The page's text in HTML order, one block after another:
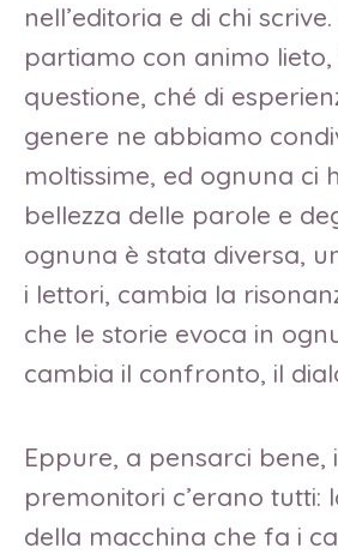
nell’editoria e di chi
partiamo con animo lieto,
questione, ché di
genere ne abbiamo
moltissime, ed ognuna ci
bellezza delle parole e
ognuna è stata diversa,
i lettori, cambia la
che le storie evoca in
cambia il confronto, il
Eppure, a pensarci bene,
premonitori c’erano tutti:
della macchina che fa i